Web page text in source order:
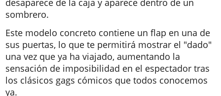
desaparece de la caja y aparece dentro de un
sombrero.
Este modelo concreto contiene un flap en una de
sus puertas, lo que te permitirá mostrar el "dado"
una vez que ya ha viajado, aumentando la
sensación de imposibilidad en el espectador tras
los clásicos gags cómicos que todos conocemos
ya.